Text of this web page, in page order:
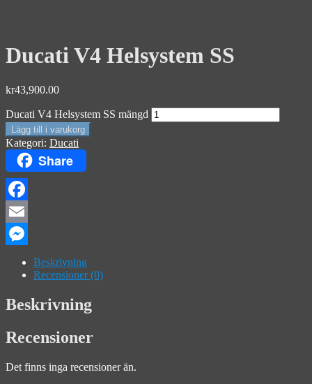
Ducati V4 Helsystem SS
kr43,900.00
Ducati V4 Helsystem SS mängd
Lägg till i varukorg
Kategori: Ducati
Share
Facebook
Email
Messenger
Beskrivning
Recensioner (0)
Beskrivning
Recensioner
Det finns inga recensioner än.